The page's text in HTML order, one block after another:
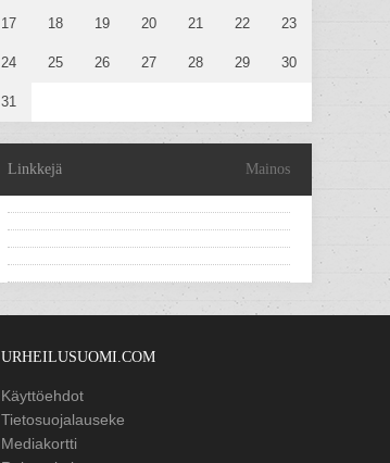
17 18 19 20 21 22 23
24 25 26 27 28 29 30
31
Linkkejä Mainos
URHEILUSUOMI.COM
Käyttöehdot
Tietosuojalauseke
Mediakortti